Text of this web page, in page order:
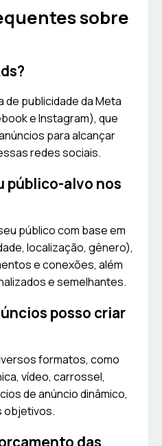
sobre
de publicidade da Meta
e Instagram), que
para alcançar
redes sociais.
público-alvo nos
público com base em
localização, gênero),
e conexões, além
e semelhantes.
posso criar
formatos, como
vídeo, carrossel,
de anúncio dinâmico,
objetivos.
das